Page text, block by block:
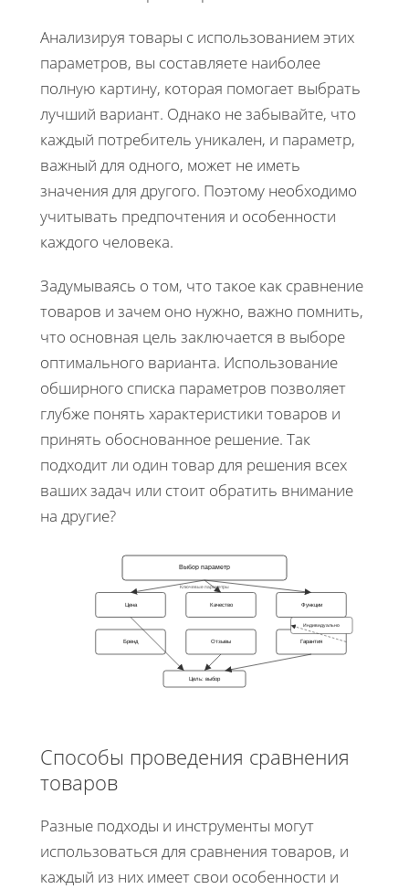
Анализируя товары с использованием этих
параметров, вы составляете наиболее
полную картину, которая помогает выбрать
лучший вариант. Однако не забывайте, что
каждый потребитель уникален, и параметр,
важный для одного, может не иметь
значения для другого. Поэтому необходимо
учитывать предпочтения и особенности
каждого человека.
Задумываясь о том, что такое как сравнение
товаров и зачем оно нужно, важно помнить,
что основная цель заключается в выборе
оптимального варианта. Использование
обширного списка параметров позволяет
глубже понять характеристики товаров и
принять обоснованное решение. Так
подходит ли один товар для решения всех
ваших задач или стоит обратить внимание
на другие?
Выбор параметр
Цена Качество Функции
Бренд Отзывы Гарантия
Цель: выбор
Индивидуально
Ключевые параметры
Способы проведения сравнения
товаров
Разные подходы и инструменты могут
использоваться для сравнения товаров, и
каждый из них имеет свои особенности и